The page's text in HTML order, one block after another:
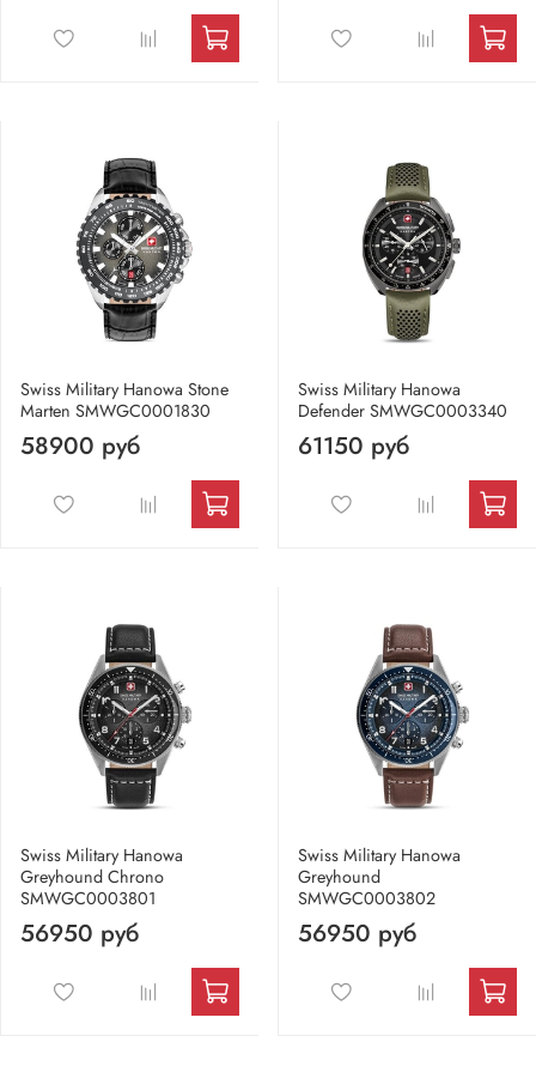
Swiss Military Hanowa Stone
Marten SMWGC0001830
58900 руб
Swiss Military Hanowa
Defender SMWGC0003340
61150 руб
Swiss Military Hanowa
Greyhound Chrono
SMWGC0003801
56950 руб
Swiss Military Hanowa
Greyhound
SMWGC0003802
56950 руб